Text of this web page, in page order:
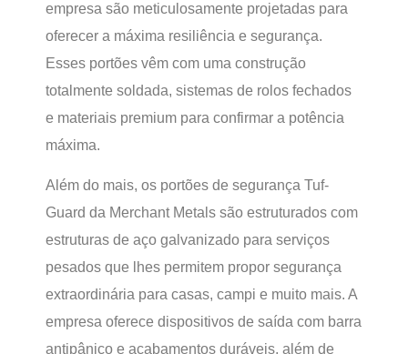
empresa são meticulosamente projetadas para
oferecer a máxima resiliência e segurança.
Esses portões vêm com uma construção
totalmente soldada, sistemas de rolos fechados
e materiais premium para confirmar a potência
máxima.
Além do mais, os portões de segurança Tuf-
Guard da Merchant Metals são estruturados com
estruturas de aço galvanizado para serviços
pesados que lhes permitem propor segurança
extraordinária para casas, campi e muito mais. A
empresa oferece dispositivos de saída com barra
antipânico e acabamentos duráveis, além de